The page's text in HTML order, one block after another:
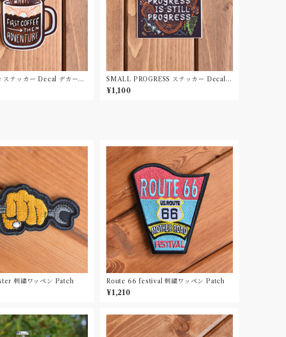
テッカー Decal デカール
Nature
SMALL PROGRESS ステッカー Decal
デカール Made in Germany Mountain
Camp
¥1,100
刺繍ワッペン Patch Route 66 festival 刺繍ワッペン Patch
¥1,210